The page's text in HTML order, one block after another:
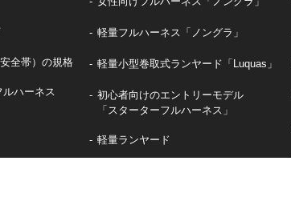
全帯）の規格
ハーネス
軽量フルハーネス「ノングラ」
軽量小型巻取式ランヤード「Luquas」
初心者向けのエントリーモデル
「スターターフルハーネス」
軽量ランヤード